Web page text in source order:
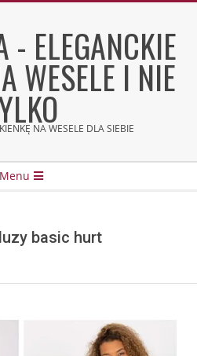
- ELEGANCKIE
WESELE I NIE
NA WESELE DLA SIEBIE
Menu
basic hurt